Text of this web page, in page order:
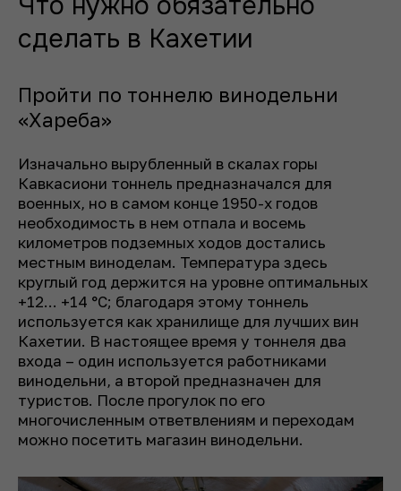
сделать в Кахетии
Пройти по тоннелю винодельни
«Хареба»
Изначально вырубленный в скалах горы
Кавкасиони тоннель предназначался для
военных, но в самом конце 1950-х годов
необходимость в нем отпала и восемь
километров подземных ходов достались
местным виноделам. Температура здесь
круглый год держится на уровне оптимальных
+12... +14 °C; благодаря этому тоннель
используется как хранилище для лучших вин
Кахетии. В настоящее время у тоннеля два
входа – один используется работниками
винодельни, а второй предназначен для
туристов. После прогулок по его
многочисленным ответвлениям и переходам
можно посетить магазин винодельни.